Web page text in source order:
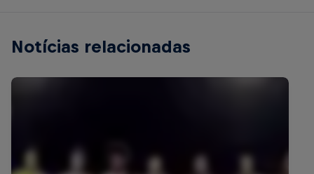
Notícias relacionadas